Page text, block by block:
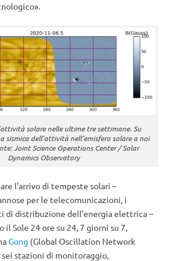
solare nelle ultime tre settimane. Su
sismica dell’attività nell’emisfero solare a noi
Joint Science Operations Center / Solar
Dynamics Observatory
l’arrivo di tempeste solari –
per le telecomunicazioni, i
di distribuzione dell’energia elettrica –
il Sole 24 ore su 24, 7 giorni su 7,
Gong (Global Oscillation Network
sei stazioni di monitoraggio,